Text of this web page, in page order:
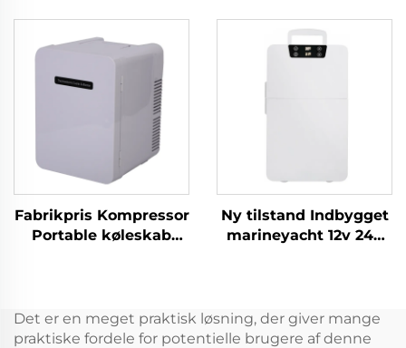
udendørs fiskerhus
telt Portable køleskab
fabrikspris 52L
kasse Bil 12v Bil
køleskab fryse 12v
Camping Rv køleskab
Fabrikpris Kompressor
Portable køleskab
Bilkøleskabe Frzzers
Køleskab
Ny tilstand Indbygget
marineyacht 12v 24v
mini skuffe køleskab
Det er en meget praktisk løsning, der giver mange
praktiske fordele for potentielle brugere af denne